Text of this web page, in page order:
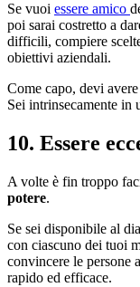
Se vuoi essere amico
poi sarai costretto a
difficili, compiere
obiettivi aziendali.
Come capo, devi
Sei intrinsecamente in
10. Essere
A volte è fin troppo
potere.
Se sei disponibile al
con ciascuno dei tuoi
convincere le persone
rapido ed efficace.